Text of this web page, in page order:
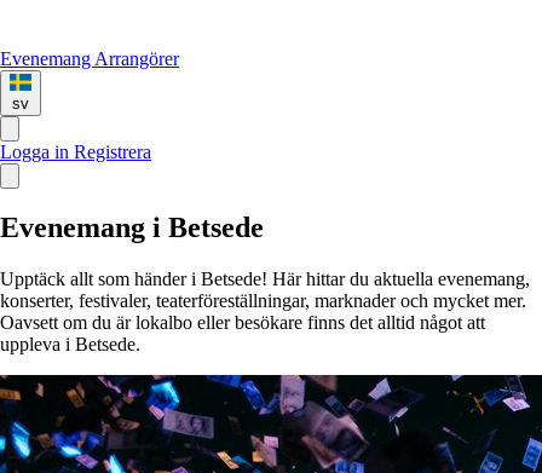
Evenemang Arrangörer
sv
Logga in Registrera
Evenemang i Betsede
Upptäck allt som händer i Betsede! Här hittar du aktuella evenemang,
konserter, festivaler, teaterföreställningar, marknader och mycket mer.
Oavsett om du är lokalbo eller besökare finns det alltid något att
uppleva i Betsede.